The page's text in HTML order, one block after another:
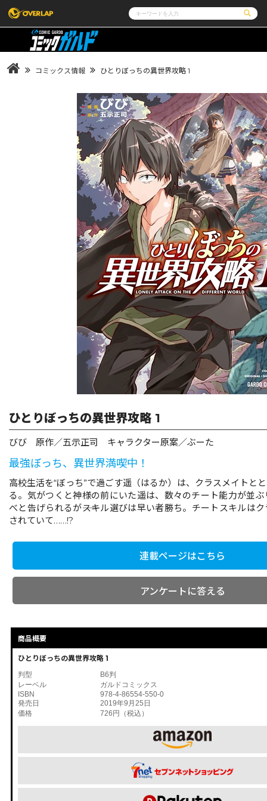
コミック
LiQulle
ライトノベル
ポケットモンスター
オーバーラップ広報室
オーバーラップホールディングス
お問い合
オーバーラップ文庫 オーバーラップノベルス オーバー
ロサージュノベルス コミックガルド コミ
リキューレ コミックパルフェ コミ
閉じる
コミックス情報 ひとりぼっちの異世界攻略 1
ひとりぼっちの異世界攻略 1
びび 原作／五示正司 キャラクター原案／ぶーた
最強ぼっち、異世界満喫中！
高校生活を“ぼっち”で過ごす遥（はるか）は、クラスメイトと
る。気がつくと神様の前にいた遥は、数々のチート能力が並
べと告げられるが――スキル選びは早い者勝ち。チートスキルは
されていて……!?
連載ページはこちら
アンケートに答える
商品概要
ひとりぼっちの異世界攻略 1
判型
B6判
レーベル
ガルドコミックス
ISBN
978-4-86554-550-0
発売日
2019年9月25日
価格
726円（税込）